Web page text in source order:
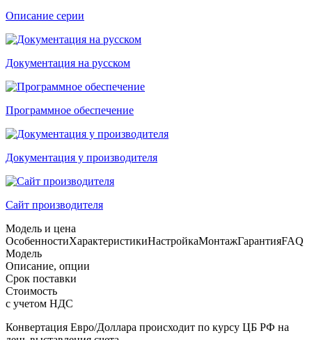
Описание серии
Документация на русском
Программное обеспечение
Документация у производителя
Сайт производителя
Модель и цена
ОсобенностиХарактеристикиНастройкаМонтажГарантияFAQ
Модель
Описание, опции
Срок поставки
Стоимость
с учетом НДС
Конвертация Евро/Доллара происходит по курсу ЦБ РФ на